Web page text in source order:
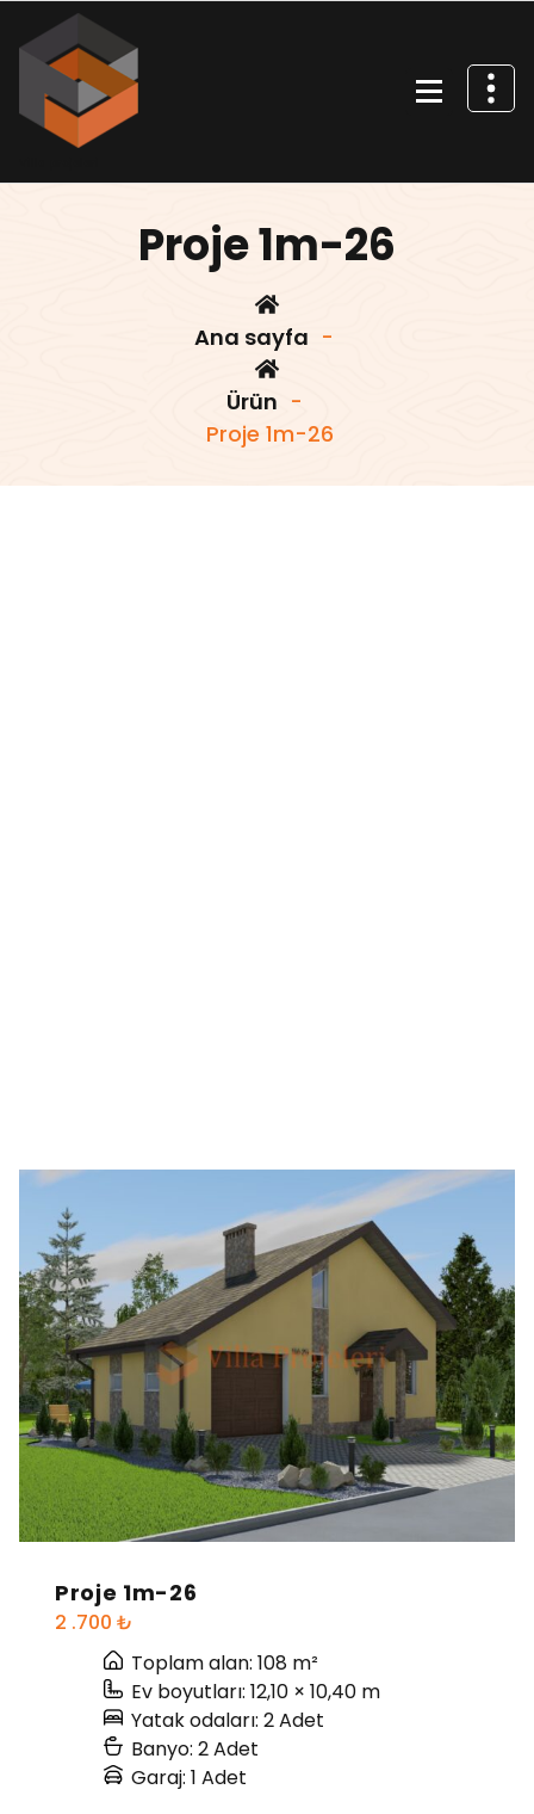
geç
Proje 1m-26
Ana sayfa -
Ürün -
Proje 1m-26
Proje 1m-26
2 .700 ₺
Toplam alan: 108 m²
Ev boyutları: 12,10 × 10,40 m
Yatak odaları: 2 Adet
Banyo: 2 Adet
Garaj: 1 Adet